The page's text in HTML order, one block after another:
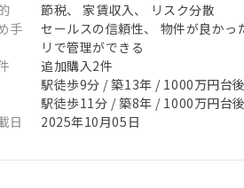
節税、 家賃収入、 リスク分散
手
セールスの信頼性、 物件が良か
リで管理ができる
追加購入2件
駅徒歩9分 / 築13年 / 1000万円台
駅徒歩11分 / 築8年 / 1000万円台
日
2025年10月05日